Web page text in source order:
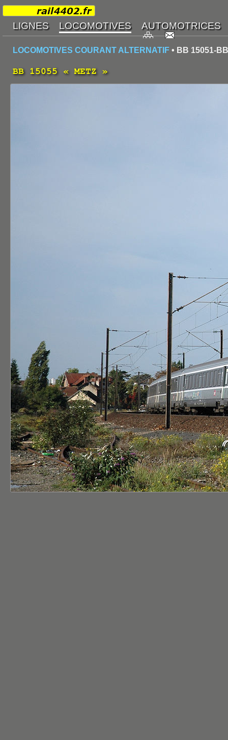
LOCOMOTIVES COURANT ALTERNATIF • BB 15051-
BB 15055 « METZ »